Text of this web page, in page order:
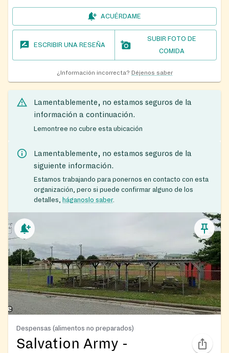
ACUÉRDAME
ESCRIBIR UNA RESEÑA
SUBIR FOTO DE
COMIDA
¿Información incorrecta? Déjenos saber
Lamentablemente, no estamos seguros de la
información a continuación.
Lemontree no cubre esta ubicación
Lamentablemente, no estamos seguros de la
siguiente información.
Estamos trabajando para ponernos en contacto con esta
organización, pero si puede confirmar alguno de los
detalles, háganoslo saber.
Despensas (alimentos no preparados)
Salvation Army -